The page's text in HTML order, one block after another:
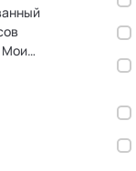
Мои
1500 +